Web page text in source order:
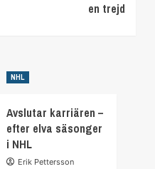
en trejd
NHL
Avslutar karriären –
efter elva säsonger
i NHL
Erik Pettersson